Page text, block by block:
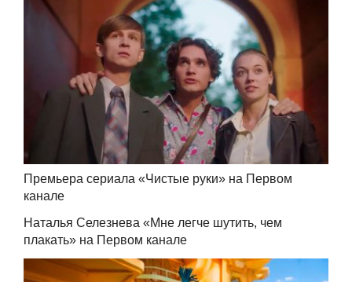
Премьера сериала «Чистые руки» на Первом
канале
Наталья Селезнева «Мне легче шутить, чем
плакать» на Первом канале